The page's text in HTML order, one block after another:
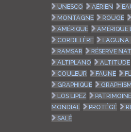
UNESCO AÉRIEN
MONTAGNE
ROUGE
AMÉRIQUE
AMÉRIQUE
CORDILLÈRE
LAGUNA
RAMSAR
RÉSERVE
ALTIPLANO
ALTITUDE
COULEUR
FAUNE
GRAPHIQUE
LOS LIPEZ
PATRIMOINE
MONDIAL
PROTÉGÉ
SALÉ